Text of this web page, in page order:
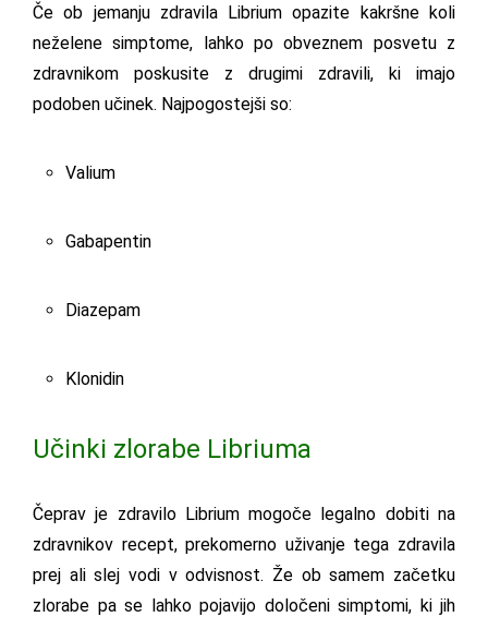
Če ob jemanju zdravila Librium opazite kakršne koli
neželene simptome, lahko po obveznem posvetu z
zdravnikom poskusite z drugimi zdravili, ki imajo
podoben učinek. Najpogostejši so:
Valium
Gabapentin
Diazepam
Klonidin
Učinki zlorabe Libriuma
Čeprav je zdravilo Librium mogoče legalno dobiti na
zdravnikov recept, prekomerno uživanje tega zdravila
prej ali slej vodi v odvisnost. Že ob samem začetku
zlorabe pa se lahko pojavijo določeni simptomi, ki jih